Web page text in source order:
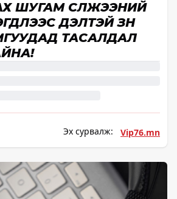
ШУГАМ СҮЛЖЭЭНИЙ
ҮҮДЭЛТЭЙ ЗҮҮН
ТАСАЛДАЛ
Эх сурвалж: Vip76.mn